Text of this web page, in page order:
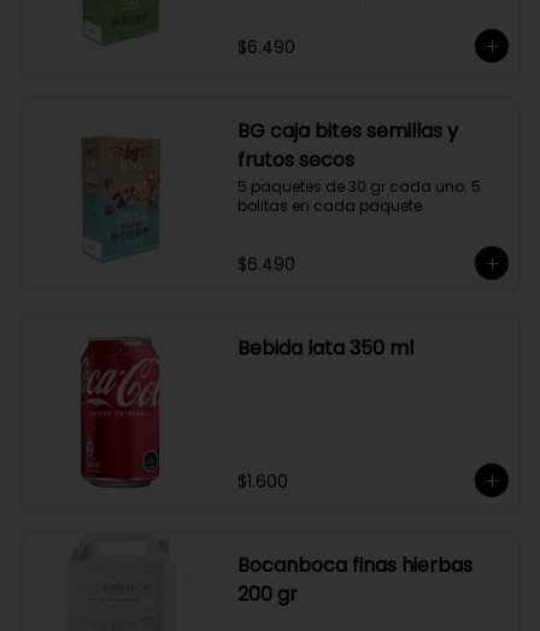
$6.490
BG caja bites semillas y
frutos secos
5 paquetes de 30 gr cada uno. 5
bolitas en cada paquete
$6.490
Bebida lata 350 ml
$1.600
Bocanboca finas hierbas
200 gr